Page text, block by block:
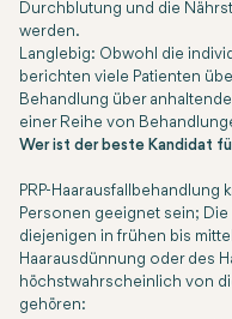
Durchblutung und die
werden.
Langlebig: Obwohl die
berichten viele Patienten
Behandlung über
einer Reihe von
Wer ist der beste Kandidat
PRP-Haarausfallbehandlung
Personen geeignet sein;
diejenigen in frühen bis
Haarausdünnung oder des
höchstwahrscheinlich von
gehören: